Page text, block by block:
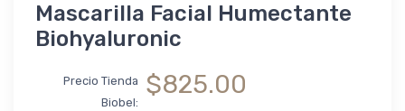
Mascarilla Facial Humectante
Biohyaluronic
Precio Tienda
Biobel:
$825.00